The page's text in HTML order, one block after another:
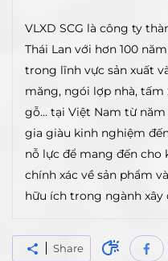
VLXD SCG là công ty
Thái Lan với hơn 100
trong lĩnh vực sản xuất
măng, ngói lợp nhà,
gỗ… tại Việt Nam từ năm
gia giàu kinh nghiệm
nỗ lực để mang đến
chính xác về sản phẩm
hữu ích trong ngành xây
Share